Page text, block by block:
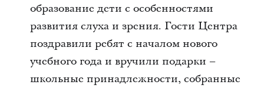
образование дети с особенностями
развития слуха и зрения. Гости Центра
поздравили ребят с началом нового
учебного года и вручили подарки –
школьные принадлежности, собранные